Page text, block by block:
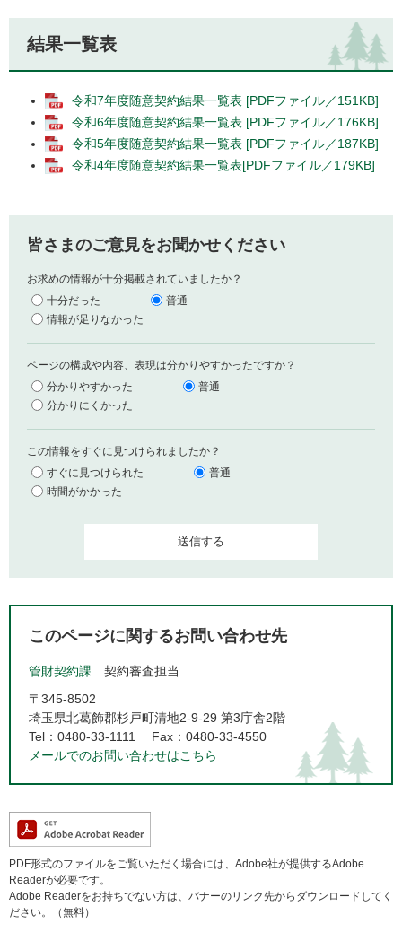
結果一覧表
令和7年度随意契約結果一覧表 [PDFファイル／151KB]
令和6年度随意契約結果一覧表 [PDFファイル／176KB]
令和5年度随意契約結果一覧表 [PDFファイル／187KB]
令和4年度随意契約結果一覧表[PDFファイル／179KB]
皆さまのご意見をお聞かせください
お求めの情報が十分掲載されていましたか？
十分だった
普通
情報が足りなかった
ページの構成や内容、表現は分かりやすかったですか？
分かりやすかった
普通
分かりにくかった
この情報をすぐに見つけられましたか？
すぐに見つけられた
普通
時間がかかった
このページに関するお問い合わせ先
管財契約課
契約審査担当
〒345-8502
埼玉県北葛飾郡杉戸町清地2-9-29 第3庁舎2階
Tel：0480-33-1111
Fax：0480-33-4550
メールでのお問い合わせはこちら
PDF形式のファイルをご覧いただく場合には、Adobe社が提供するAdobe
Readerが必要です。
Adobe Readerをお持ちでない方は、バナーのリンク先からダウンロードしてく
ださい。（無料）